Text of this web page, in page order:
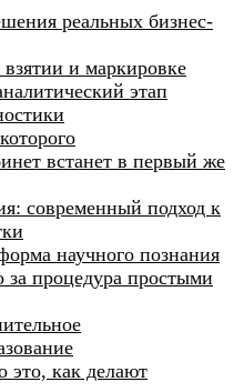
реальных бизнес-
и маркировке
этап
встанет в первый же
современный подход к
научного познания
процедура простыми
это, как делают